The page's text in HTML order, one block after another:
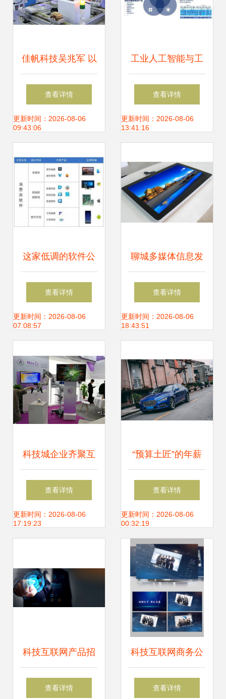
佳帆科技吴兆军 以
工业互联网驱动智
慧工厂升级，赋能
查看详情
更新时间：2026-08-06
09:43:06
工业人工智能与工
业互联网 制造业价
值机遇的双引擎
刘宗长CCF-GAIR
2020演讲洞察
查看详情
更新时间：2026-08-06
13:41:16
这家低调的软件公
司，做了很多科技
企业做不到的事
查看详情
更新时间：2026-08-06
07:08:57
聊城多媒体信息发
布液晶广告机 济南
亿诚科技为企业提
解决方案
查看详情
更新时间：2026-08-06
18:43:51
科技城企业齐聚互
联网大会 打造数字
时代的“闪耀金名
查看详情
更新时间：2026-08-06
17:19:23
“预算土匠”的年薪
逆袭 ——考鉴预
算-造价-建造三证
赛道逻辑与现实天
查看详情
更新时间：2026-08-06
00:32:19
科技互联网产品招
商加盟公众号首图
查看详情
科技互联网商务公
司宣传片PR模板
查看详情